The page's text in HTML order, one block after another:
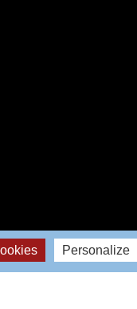
Personalize